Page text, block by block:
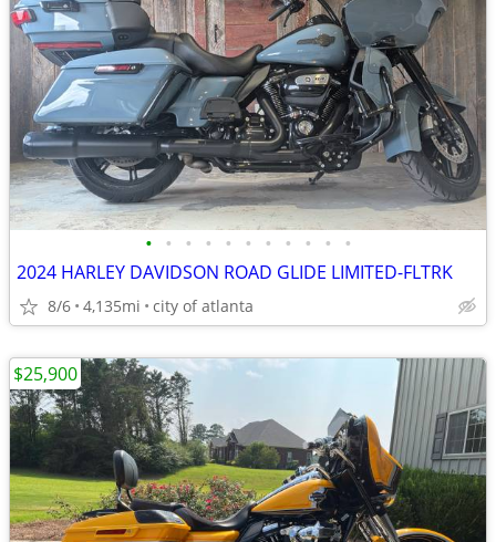
• • • • • • • • • • •
2024 HARLEY DAVIDSON ROAD GLIDE LIMITED-FLTRK
8/6 4,135mi city of atlanta
$25,900